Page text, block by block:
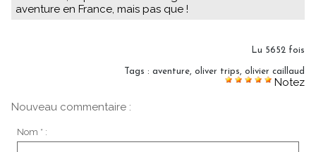
aventure en France, mais pas que !
Lu 5652 fois
Tags : aventure, oliver trips, olivier caillaud
Notez
Nouveau commentaire :
Nom * :